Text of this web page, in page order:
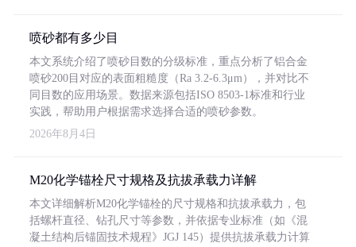
喷砂都有多少目
本文系统介绍了喷砂目数的分级标准，重点分析了铝合金
喷砂200目对应的表面粗糙度（Ra 3.2-6.3μm），并对比不
同目数的应用场景。数据来源包括ISO 8503-1标准和行业
实践，帮助用户根据需求选择合适的喷砂参数。
2026年8月4日
M20化学锚栓尺寸规格及抗拔承载力详解
本文详细解析M20化学锚栓的尺寸规格和抗拔承载力，包
括螺杆直径、钻孔尺寸等参数，并依据专业标准（如《混
凝土结构后锚固技术规程》JGJ 145）提供抗拔承载力计算